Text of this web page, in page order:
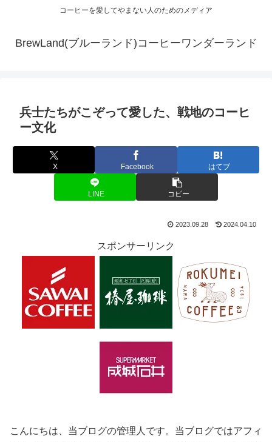
コーヒーを愛してやまない人のためのメディア
BrewLand(ブルーランド)コーヒーワンダーランド
兵士たちがこぞって愛した、戦地のコーヒ
ー文化
X Facebook はてブ
LINE コピー
2023.09.28 2024.04.10
スポンサーリンク
こんにちは、当ブログの管理人です。当ブログではアフィ